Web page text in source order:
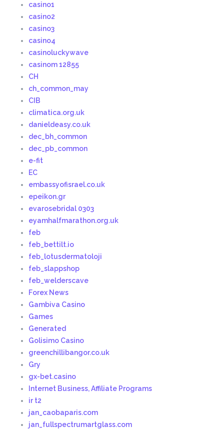
casino1
casino2
casino3
casino4
casinoluckywave
casinom 12855
CH
ch_common_may
CIB
climatica.org.uk
danieldeasy.co.uk
dec_bh_common
dec_pb_common
e-fit
EC
embassyofisrael.co.uk
epeikon.gr
evarosebridal 0303
eyamhalfmarathon.org.uk
feb
feb_bettilt.io
feb_lotusdermatoloji
feb_slappshop
feb_welderscave
Forex News
Gambiva Casino
Games
Generated
Golisimo Casino
greenchillibangor.co.uk
Gry
gx-bet.casino
Internet Business, Affiliate Programs
ir t2
jan_caobaparis.com
jan_fullspectrumartglass.com